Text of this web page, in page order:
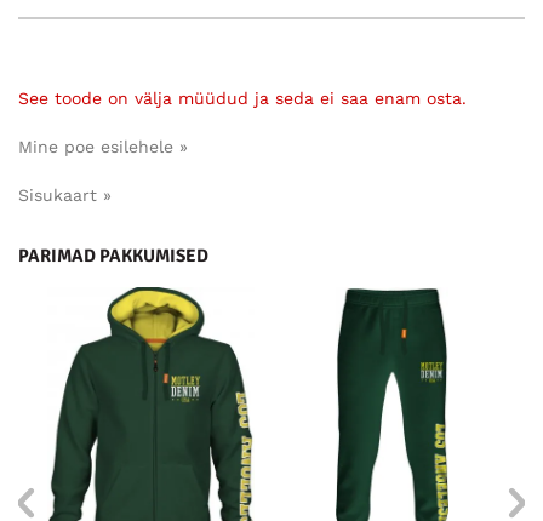
See toode on välja müüdud ja seda ei saa enam osta.
Mine poe esilehele »
Sisukaart »
PARIMAD PAKKUMISED